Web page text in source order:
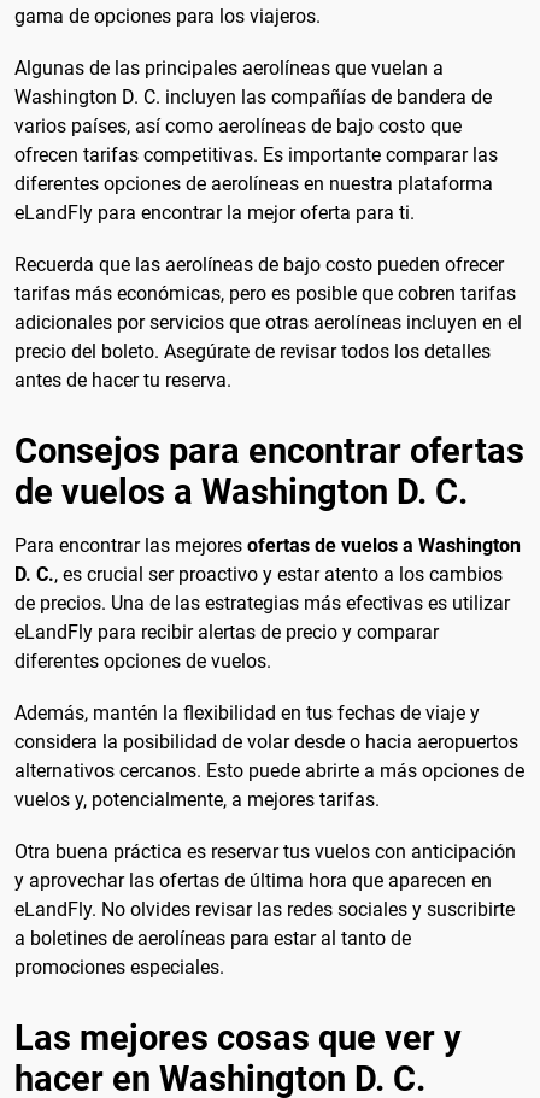
gama de opciones para los viajeros.
Algunas de las principales aerolíneas que vuelan a
Washington D. C. incluyen las compañías de bandera de
varios países, así como aerolíneas de bajo costo que
ofrecen tarifas competitivas. Es importante comparar las
diferentes opciones de aerolíneas en nuestra plataforma
eLandFly para encontrar la mejor oferta para ti.
Recuerda que las aerolíneas de bajo costo pueden ofrecer
tarifas más económicas, pero es posible que cobren tarifas
adicionales por servicios que otras aerolíneas incluyen en el
precio del boleto. Asegúrate de revisar todos los detalles
antes de hacer tu reserva.
Consejos para encontrar ofertas
de vuelos a Washington D. C.
Para encontrar las mejores ofertas de vuelos a Washington
D. C., es crucial ser proactivo y estar atento a los cambios
de precios. Una de las estrategias más efectivas es utilizar
eLandFly para recibir alertas de precio y comparar
diferentes opciones de vuelos.
Además, mantén la flexibilidad en tus fechas de viaje y
considera la posibilidad de volar desde o hacia aeropuertos
alternativos cercanos. Esto puede abrirte a más opciones de
vuelos y, potencialmente, a mejores tarifas.
Otra buena práctica es reservar tus vuelos con anticipación
y aprovechar las ofertas de última hora que aparecen en
eLandFly. No olvides revisar las redes sociales y suscribirte
a boletines de aerolíneas para estar al tanto de
promociones especiales.
Las mejores cosas que ver y
hacer en Washington D. C.